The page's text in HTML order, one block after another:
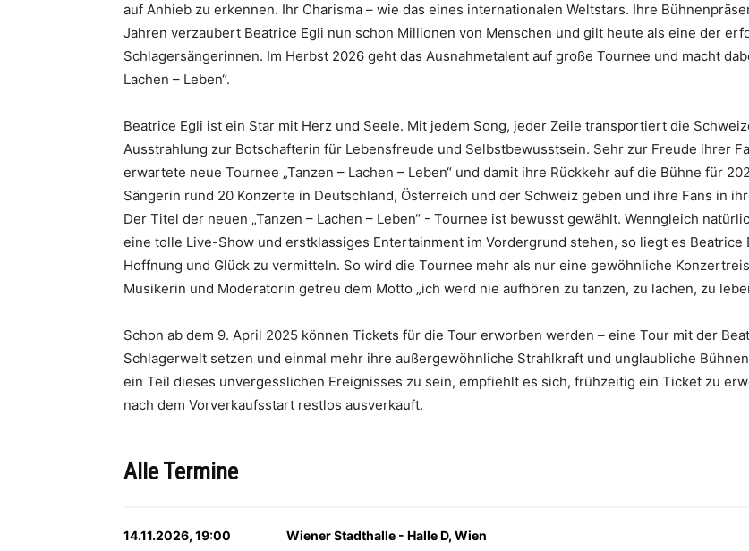
auf Anhieb zu erkennen. Ihr Charisma – wie das eines internationalen Weltstars. Ihre
Jahren verzaubert Beatrice Egli nun schon Millionen von Menschen und gilt heute als eine der
Schlagersängerinnen. Im Herbst 2026 geht das Ausnahmetalent auf große Tournee und macht
Lachen – Leben“.
Beatrice Egli ist ein Star mit Herz und Seele. Mit jedem Song, jeder Zeile transportiert die
Ausstrahlung zur Botschafterin für Lebensfreude und Selbstbewusstsein. Sehr zur Freude ihrer
erwartete neue Tournee „Tanzen – Lachen – Leben“ und damit ihre Rückkehr auf die Bühne für
Sängerin rund 20 Konzerte in Deutschland, Österreich und der Schweiz geben und ihre Fans in
Der Titel der neuen „Tanzen – Lachen – Leben“ - Tournee ist bewusst gewählt. Wenngleich
eine tolle Live-Show und erstklassiges Entertainment im Vordergrund stehen, so liegt es
Hoffnung und Glück zu vermitteln. So wird die Tournee mehr als nur eine gewöhnliche
Musikerin und Moderatorin getreu dem Motto „ich werd nie aufhören zu tanzen, zu lachen, zu
Schon ab dem 9. April 2025 können Tickets für die Tour erworben werden – eine Tour mit der
Schlagerwelt setzen und einmal mehr ihre außergewöhnliche Strahlkraft und unglaubliche
ein Teil dieses unvergesslichen Ereignisses zu sein, empfiehlt es sich, frühzeitig ein Ticket zu
nach dem Vorverkaufsstart restlos ausverkauft.
Alle Termine
14.11.2026, 19:00 Wiener Stadthalle - Halle D, Wien